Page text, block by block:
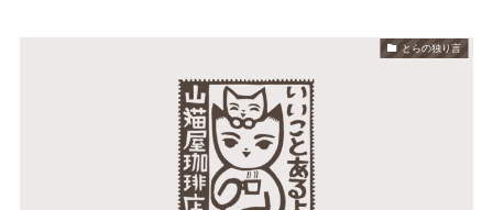
とらの独り言